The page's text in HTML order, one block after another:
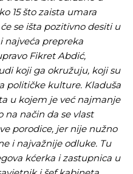
15 što zaista umara
se išta pozitivno desiti u
najveća prepreka
Fikret Abdić,
koji ga okružuju, koji su
političke kulture. Kladuša
u kojem je već najmanje
na način da se vlast
porodice, jer nije nužno
i najvažnije odluke. Tu
kćerka i zastupnica u